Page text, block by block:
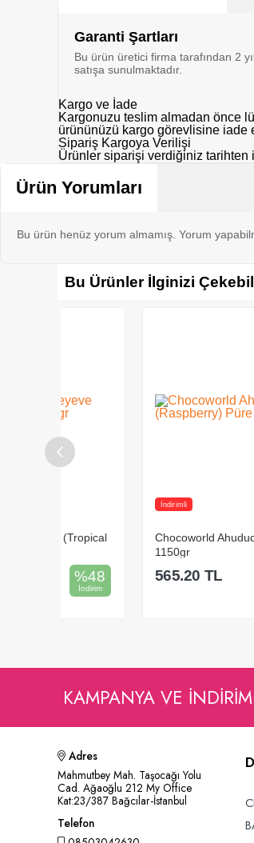
Garanti Şartları
Bu ürün üretici firma tarafından 2
satışa sunulmaktadır.
Kargo ve İade
Kargonuzu teslim almadan önce
ürününüzü kargo görevlisine iade
Sipariş Kargoya Verilişi
Ürünler siparişi verdiğiniz tarihten
Ürün Yorumları
Bu ürün henüz yorum almamış. Yorum
Bu Ürünler İlginizi
Chocoworld Ahududu (Raspberry)
565.20
KAMPANYA VE
Adres
Mahmutbey Mah. Taşocağı Yolu
Cad. Ağaoğlu 212 My Office
Kat:23/387 Bağcılar-İstanbul
Telefon